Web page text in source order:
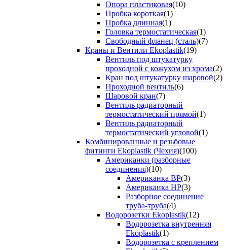
Опора пластиковая(10)
Пробка короткая(1)
Пробка длинная(1)
Головка термостатическая(1)
Свободный фланец (сталь)(7)
Краны и Вентили Ekoplastik(19)
Вентиль под штукатурку
проходной с кожухом из хрома(2)
Кран под штукатурку шаровой(2)
Проходной вентиль(6)
Шаровой кран(7)
Вентиль радиаторный
термостатический прямой(1)
Вентиль радиаторный
термостатический угловой(1)
Комбинированные и резьбовые
фитинги Ekoplastik (Чехия)(100)
Американки (разборные
соединения)(10)
Американка ВР(3)
Американка НР(3)
Разборное соединение
труба-труба(4)
Водорозетки Ekoplastik(12)
Водорозетка внутренняя
Ekoplastik(1)
Водорозетка с креплением